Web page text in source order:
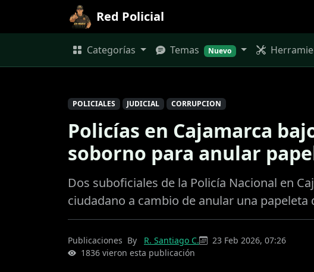
Red Policial
Categorías Temas Nuevo
POLICIALES JUDICIAL CORRUPCION
Policías en Cajamarca
soborno para anular
Dos suboficiales de la Policía Nacional en
ciudadano a cambio de anular una papeleta
Publicaciones By R. Santiago C.
23 Feb 2026, 07:26
1836 vieron esta publicación